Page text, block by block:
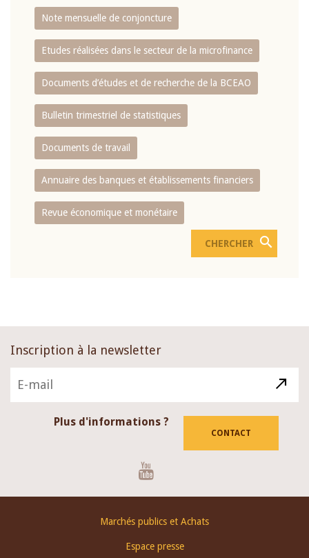
Note mensuelle de conjoncture
Etudes réalisées dans le secteur de la microfinance
Documents d’études et de recherche de la BCEAO
Bulletin trimestriel de statistiques
Documents de travail
Annuaire des banques et établissements financiers
Revue économique et monétaire
Inscription à la newsletter
Plus d'informations ?
CONTACT
Marchés publics et Achats
Espace presse